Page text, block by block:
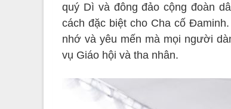
quý Dì và đông đảo cộng đoàn
cách đặc biệt cho Cha cố
nhớ và yêu mến mà mọi người
vụ Giáo hội và tha nhân.